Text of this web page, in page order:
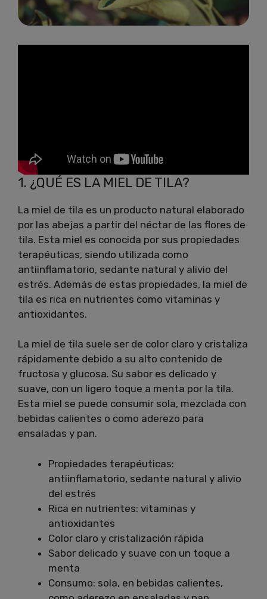
1. ¿QUÉ ES LA MIEL DE TILA?
La miel de tila es un producto natural elaborado
por las abejas a partir del néctar de las flores de
tila. Esta miel es conocida por sus propiedades
terapéuticas, siendo utilizada como
antiinflamatorio, sedante natural y alivio del
estrés. Además de estas propiedades, la miel de
tila es rica en nutrientes como vitaminas y
antioxidantes.
La miel de tila suele ser de color claro y cristaliza
rápidamente debido a su alto contenido de
fructosa y glucosa. Su sabor es delicado y
suave, con un ligero toque a menta por la tila.
Esta miel se puede consumir sola, mezclada con
bebidas calientes o como aderezo para
ensaladas y pan.
Propiedades terapéuticas:
antiinflamatorio, sedante natural y alivio
del estrés
Rica en nutrientes: vitaminas y
antioxidantes
Color claro y cristalización rápida
Sabor delicado y suave con un toque a
menta
Consumo: sola, en bebidas calientes,